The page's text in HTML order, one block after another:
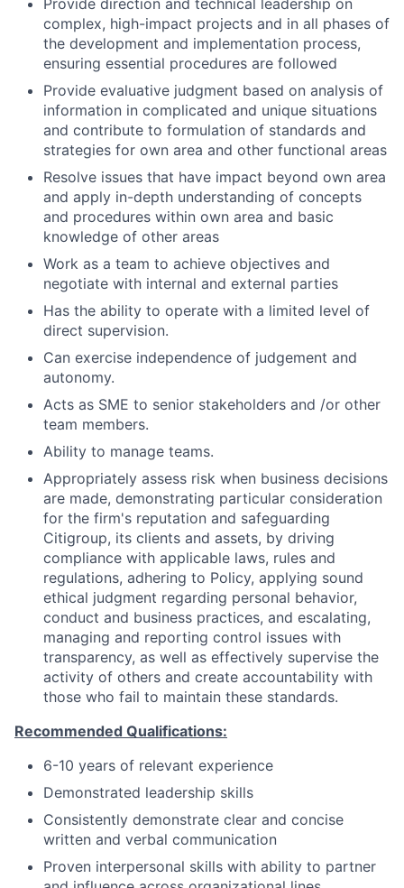
Provide direction and technical leadership on
complex, high-impact projects and in all phases of
the development and implementation process,
ensuring essential procedures are followed
Provide evaluative judgment based on analysis of
information in complicated and unique situations
and contribute to formulation of standards and
strategies for own area and other functional areas
Resolve issues that have impact beyond own area
and apply in-depth understanding of concepts
and procedures within own area and basic
knowledge of other areas
Work as a team to achieve objectives and
negotiate with internal and external parties
Has the ability to operate with a limited level of
direct supervision.
Can exercise independence of judgement and
autonomy.
Acts as SME to senior stakeholders and /or other
team members.
Ability to manage teams.
Appropriately assess risk when business decisions
are made, demonstrating particular consideration
for the firm's reputation and safeguarding
Citigroup, its clients and assets, by driving
compliance with applicable laws, rules and
regulations, adhering to Policy, applying sound
ethical judgment regarding personal behavior,
conduct and business practices, and escalating,
managing and reporting control issues with
transparency, as well as effectively supervise the
activity of others and create accountability with
those who fail to maintain these standards.
Recommended Qualifications:
6-10 years of relevant experience
Demonstrated leadership skills
Consistently demonstrate clear and concise
written and verbal communication
Proven interpersonal skills with ability to partner